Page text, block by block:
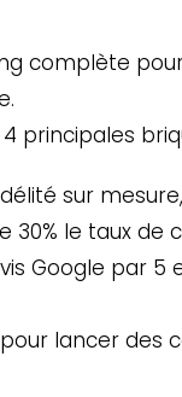
complète
principales
sur
le taux de
Google par
lancer des